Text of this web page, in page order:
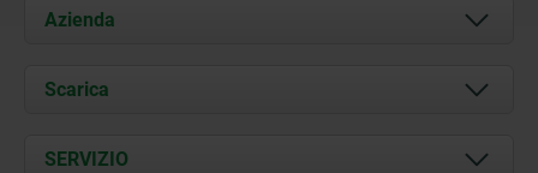
Azienda
Chi siamo
Contatti
Scarica
Documents
SERVIZIO